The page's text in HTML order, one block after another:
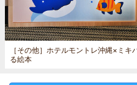
［その他］ ホテルモントレ沖縄×ミ
る絵本